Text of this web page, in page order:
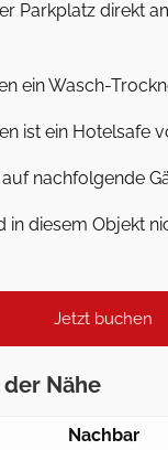
Parkplatz direkt
ein Wasch-
ist ein Hotelsafe
nachfolgende
in diesem Objekt
Jetzt buchen
Nähe
Nachbar